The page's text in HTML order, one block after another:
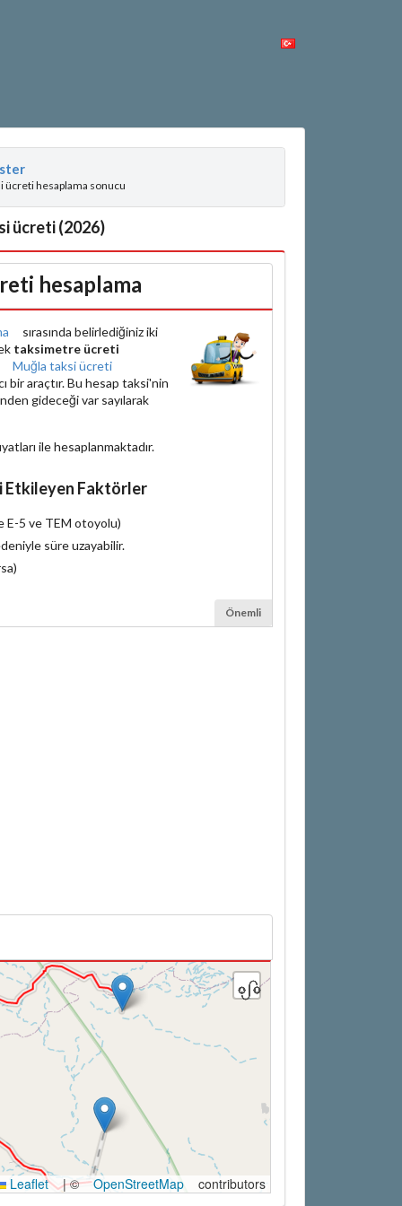
ücreti hesaplama sonucu
ücreti (2026)
hesaplama
sırasında belirlediğiniz iki
taksimetre ücreti
Muğla taksi ücreti
bir araçtır. Bu hesap taksi'nin
gideceği var sayılarak
ile hesaplanmaktadır.
Etkileyen Faktörler
E-5 ve TEM otoyolu)
süre uzayabilir.
Önemli
Leaflet |© OpenStreetMap contributors